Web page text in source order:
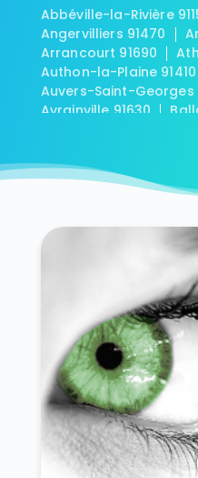
Abbéville-la-Rivière
Angervilliers 91470
Arrancourt 91690
Authon-la-Plaine 91410
Auvers-Saint-Georges
Avrainville 91630
Boigneville 91720
Boissy-la-Rivière 91690
Boissy-sous-Saint-Yon
Bondoufle 91070
Boussy-Saint-Antoine
Boutervilliers 91150
Boutigny-sur-Essonne
Brétigny-sur-Orge
Breux-Jouy 91650
Briis-sous-Forges 91640
Brunoy 91800
Buno-Bonnevaux 91720
Bures-sur-Yvette
Chalo-Saint-Mars
Chalou-Moulineux